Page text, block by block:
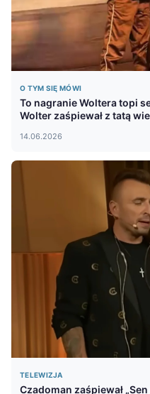
O TYM SIĘ MÓWI
To nagranie Woltera topi
Wolter zaśpiewał z tatą
14.06.2026
TELEWIZJA
Czadoman zaśpiewał